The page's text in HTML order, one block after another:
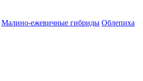
Малино-ежевичные гибриды Облепиха